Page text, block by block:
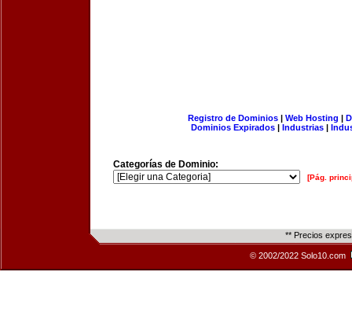
Registro de Dominios| Web Hosting |
Dominios Expirados | Industrias |
Categorías de Dominio:
[Pág.
** Precios
© 2002/2022 Solo10.com